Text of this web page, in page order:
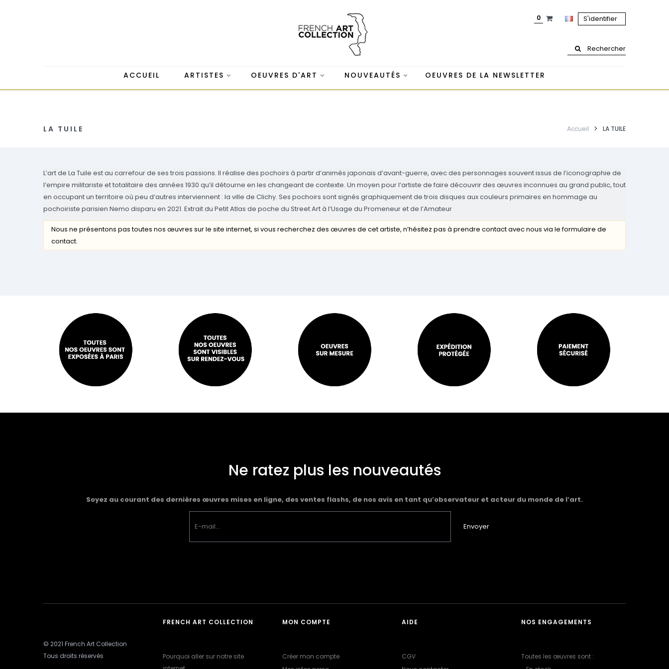
S'identifier
0
Rechercher
ACCUEIL ARTISTES OEUVRES D'ART NOUVEAUTÉS OEUVRES DE LA NEWSLETTER
LA TUILE Accueil LA TUILE
L’art de La Tuile est au carrefour de ses trois passions. Il réalise des pochoirs à partir d’animés japonais d’avant-guerre, avec des personnages souvent issus de l’iconographie de
l’empire militariste et totalitaire des années 1930 qu’il détourne en les changeant de contexte. Un moyen pour l’artiste de faire découvrir des œuvres inconnues au grand public, tout
en occupant un territoire où peu d’autres interviennent : la ville de Clichy. Ses pochoirs sont signés graphiquement de trois disques aux couleurs primaires en hommage au
pochoiriste parisien Nemo disparu en 2021. Extraitdu Petit Atlas de poche du Street Art à l’Usage du Promeneur et de l’Amateur
Nous ne présentons pas toutes nos œuvres sur le site internet, si vous recherchez des œuvres de cet artiste, n’hésitez pas à prendre contact avec nous via le formulaire de
contact.
Ne ratez plus les nouveautés
Soyez au courant des dernières œuvres mises en ligne, des ventes flashs, de nos avis en tant qu’observateur et acteur du monde de l’art.
Envoyer
© 2021 French Art Collection
Tous droits réservés
FRENCH ART COLLECTION
Pourquoi aller sur notre site
MON COMPTE
Créer mon compte
AIDE
CGV
NOS ENGAGEMENTS
Toutes les œuvres sont :